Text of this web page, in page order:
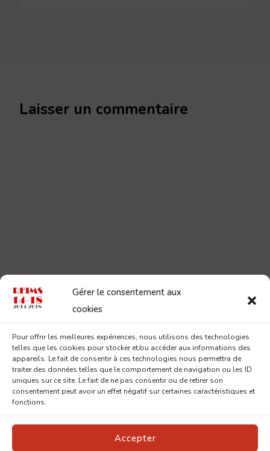
Gérer le consentement aux
cookies
Pour offrir les meilleures expériences, nous utilisons des technologies
telles que les cookies pour stocker et/ou accéder aux informations des
appareils. Le fait de consentir à ces technologies nous permettra de
traiter des données telles que le comportement de navigation ou les ID
uniques sur ce site. Le fait de ne pas consentir ou de retirer son
consentement peut avoir un effet négatif sur certaines caractéristiques et
fonctions.
Accepter
Laisser un commentaire